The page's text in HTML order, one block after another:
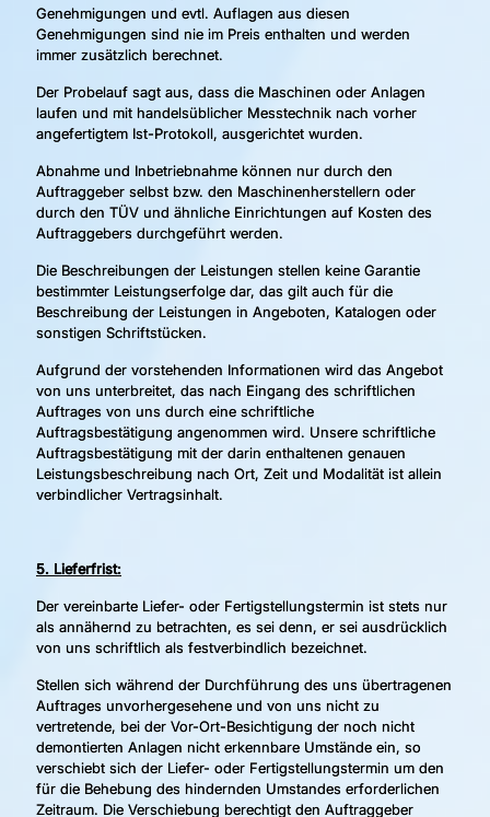
Genehmigungen und evtl. Auflagen aus diesen
Genehmigungen sind nie im Preis enthalten und werden
immer zusätzlich berechnet.
Der Probelauf sagt aus, dass die Maschinen oder Anlagen
laufen und mit handelsüblicher Messtechnik nach vorher
angefertigtem Ist-Protokoll, ausgerichtet wurden.
Abnahme und Inbetriebnahme können nur durch den
Auftraggeber selbst bzw. den Maschinenherstellern oder
durch den TÜV und ähnliche Einrichtungen auf Kosten des
Auftraggebers durchgeführt werden.
Die Beschreibungen der Leistungen stellen keine Garantie
bestimmter Leistungserfolge dar, das gilt auch für die
Beschreibung der Leistungen in Angeboten, Katalogen oder
sonstigen Schriftstücken.
Aufgrund der vorstehenden Informationen wird das Angebot
von uns unterbreitet, das nach Eingang des schriftlichen
Auftrages von uns durch eine schriftliche
Auftragsbestätigung angenommen wird. Unsere schriftliche
Auftragsbestätigung mit der darin enthaltenen genauen
Leistungsbeschreibung nach Ort, Zeit und Modalität ist allein
verbindlicher Vertragsinhalt.
5. Lieferfrist:
Der vereinbarte Liefer- oder Fertigstellungstermin ist stets nur
als annähernd zu betrachten, es sei denn, er sei ausdrücklich
von uns schriftlich als festverbindlich bezeichnet.
Stellen sich während der Durchführung des uns übertragenen
Auftrages unvorhergesehene und von uns nicht zu
vertretende, bei der Vor-Ort-Besichtigung der noch nicht
demontierten Anlagen nicht erkennbare Umstände ein, so
verschiebt sich der Liefer- oder Fertigstellungstermin um den
für die Behebung des hindernden Umstandes erforderlichen
Zeitraum. Die Verschiebung berechtigt den Auftraggeber